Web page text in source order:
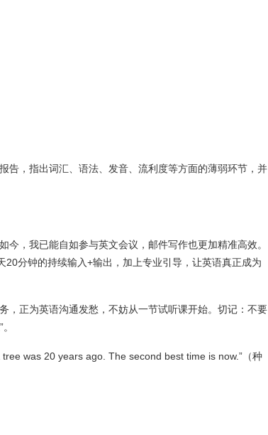
告，指出词汇、语法、发音、流利度等方面的薄弱环节，并
，我已能自如参与英文会议，邮件写作也更加精准高效。
20分钟的持续输入+输出，加上专业引导，让英语真正成为
，正为英语沟通发愁，不妨从一节试听课开始。切记：不要
was 20 years ago. The second best time is now.”（种